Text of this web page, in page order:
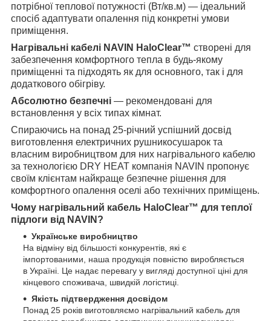
потрібної теплової потужності (Вт/кв.м) — ідеальний
спосіб адаптувати опалення під конкретні умови
приміщення.
Нагрівальні кабелі NAVIN HaloClear™ створені для
забезпечення комфортного тепла в будь-якому
приміщенні та підходять як для основного, так і для
додаткового обігріву.
Абсолютно безпечні — рекомендовані для
встановлення у всіх типах кімнат.
Спираючись на понад 25-річний успішний досвід
виготовлення електричних рушникосушарок та
власним виробництвом для них нагрівального кабелю
за технологією DRY HEAT компанія NAVIN пропонує
своїм клієнтам найкраще безпечне рішення для
комфортного опалення оселі або технічних приміщень.
Чому нагрівальний кабель HaloClear™ для теплої
підлоги від NAVIN?
Українське виробництво
На відміну від більшості конкурентів, які є
імпортованими, наша продукція повністю виробляється
в Україні. Це надає перевагу у вигляді доступної ціні для
кінцевого споживача, швидкій логістиці.
Якість підтвердження досвідом
Понад 25 років виготовляємо нагрівальний кабель для